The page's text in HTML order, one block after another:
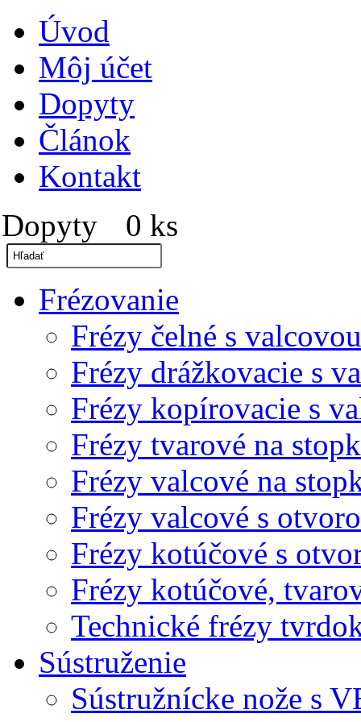
Úvod
Môj účet
Dopyty
Článok
Kontakt
Dopyty
0 ks
Frézovanie
Frézy čelné s
Frézy drážkovacie s
Frézy kopírovacie s
Frézy tvarové na
Frézy valcové na
Frézy valcové s
Frézy kotúčové s
Frézy kotúčové,
Technické frézy
Sústruženie
Sústružnícke nože s